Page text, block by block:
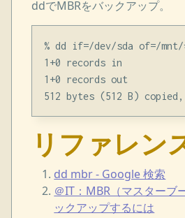
ddでMBRをバックアップ。
% dd if=/dev/sda of=/
1+0 records in
1+0 records out
リファレン
dd mbr - Google 検索
＠IT：MBR（マスターブ
ックアップするには